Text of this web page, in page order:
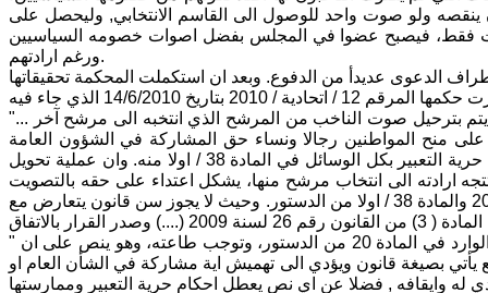
ولو صوت واحد للوصول الى القاسم الانتخابي, وليحصل على
فقط، فيصبح عضوا في المجلس بفضل اصوات خصومه السياسيين
ورغم ارادتهم.
الدعوى عديدأ من الدفوع. وبعد ان استكملت المحكمة تحقيقاتها
"... يظهر جليا لهذه المحكمة بان توزيع المقاعد الشاغرة قبل وبعد التعديل المشار اليه، يتم بترحيل صوت الناخب من المرشح الذي انتخبه الى مرشح آخر
يخالف منطوق المادة 20 من الدستور، اذ نص على منح المواطنين رجالا ونساء حق المشاركة في الشؤون العامة
والتمتع بالحقوق السياسية، بما في ذلك حق التصويت والانتخاب والترشيح, كما كفل حرية التعبير بكل الوسائل في المادة 38 / اولا منه. وان عملية تحويل
ارادته الى انتخاب مرشح منها، يشكل اعتداء على حقه بالتصويت
والانتخاب، وتجاوزا على حرية التعبير عن الرأي، وبالتالي يشكل مخالفة لنص المادة 20 والمادة 38 / اولا من الدستور. وحيث لا يجوز سن قانون يتعارض مع
من قراءة هذا الحكم يتضح ان االمحكمة الاتحادية العليا تتبع احكام النص الدستوري الوارد في المادة 20 من الدستور، وتوجب طاعته، وهو ينص على ان "
بصيغة قانون ويؤدي الى تهميش اية مشاركة في الشأن العام او